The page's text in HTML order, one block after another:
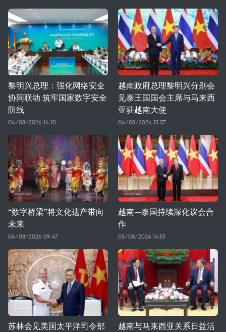
黎明兴总理：强化网络安全
协同联动 筑牢国家数字安全
防线
06/08/2026 16:10
越南政府总理黎明兴分别会
见泰王国国会主席与马来西
亚驻越南大使
06/08/2026 15:57
“数字桥梁”将文化遗产带向
未来
06/08/2026 09:47
越南—泰国持续深化议会合
作
05/08/2026 14:53
苏林会见美国太平洋司令部
越南与马来西亚关系日益活